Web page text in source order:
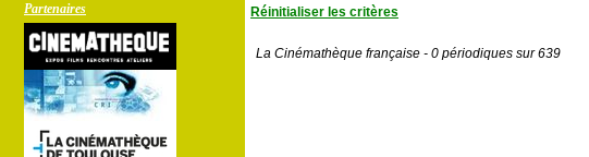
Partenaires
Réinitialiser les critères
La Cinémathèque française - 0 périodiques sur 639